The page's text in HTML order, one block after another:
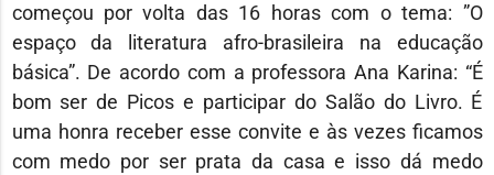
começou por volta das 16 horas com o tema: ”O
espaço da literatura afro-brasileira na educação
básica”. De acordo com a professora Ana Karina: “É
bom ser de Picos e participar do Salão do Livro. É
uma honra receber esse convite e às vezes ficamos
com medo por ser prata da casa e isso dá medo